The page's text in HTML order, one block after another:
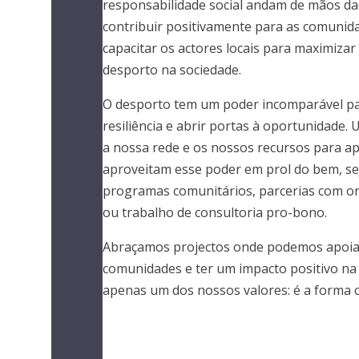
responsabilidade social andam de mãos
contribuir positivamente para as
capacitar os actores locais para
desporto na sociedade.
O desporto tem um poder incomparável
resiliência e abrir portas à oportunidade.
a nossa rede e os nossos recursos para
aproveitam esse poder em prol do bem,
programas comunitários, parcerias com
ou trabalho de consultoria pro-bono.
Abraçamos projectos onde podemos
comunidades e ter um impacto positivo
apenas um dos nossos valores: é a forma